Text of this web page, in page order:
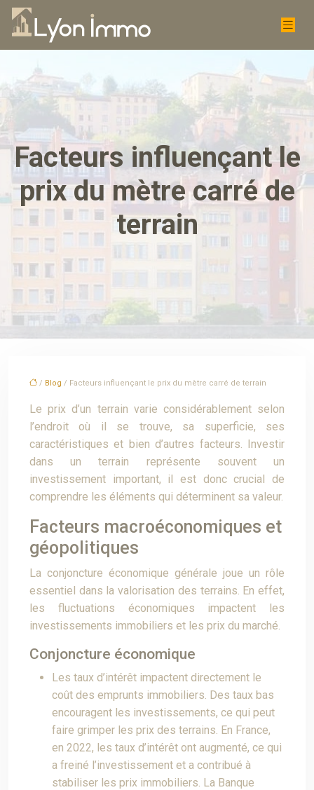
Facteurs influençant le
prix du mètre carré de
terrain
/ Blog / Facteurs influençant le prix du mètre carré de terrain
Le prix d’un terrain varie considérablement selon
l’endroit où il se trouve, sa superficie, ses
caractéristiques et bien d’autres facteurs. Investir
dans un terrain représente souvent un
investissement important, il est donc crucial de
comprendre les éléments qui déterminent sa valeur.
Facteurs macroéconomiques et
géopolitiques
La conjoncture économique générale joue un rôle
essentiel dans la valorisation des terrains. En effet,
les fluctuations économiques impactent les
investissements immobiliers et les prix du marché.
Conjoncture économique
Les taux d’intérêt impactent directement le
coût des emprunts immobiliers. Des taux bas
encouragent les investissements, ce qui peut
faire grimper les prix des terrains. En France,
en 2022, les taux d’intérêt ont augmenté, ce qui
a freiné l’investissement et a contribué à
stabiliser les prix immobiliers. La Banque